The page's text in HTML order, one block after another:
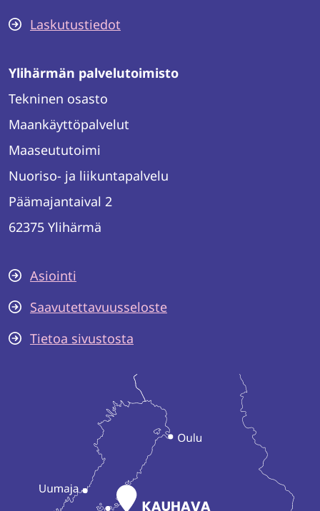
Laskutustiedot
Ylihärmän palvelutoimisto
Tekninen osasto
Maankäyttöpalvelut
Maaseututoimi
Nuoriso- ja liikuntapalvelu
Päämajantaival 2
62375 Ylihärmä
Asiointi
Saavutettavuusseloste
Tietoa sivustosta